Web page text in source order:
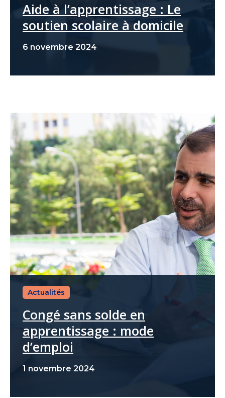
Aide à l’apprentissage : Le
soutien scolaire à domicile
6 novembre 2024
Actualités
Congé sans solde en
apprentissage : mode
d’emploi
1 novembre 2024